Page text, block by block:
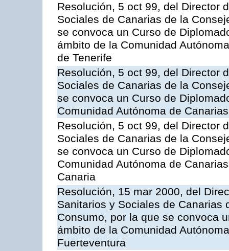
Resolución, 5 oct 99, del Director
Sociales de Canarias de la
se convoca un Curso de
ámbito de la Comunidad
de Tenerife
Resolución, 5 oct 99, del Director
Sociales de Canarias de la
se convoca un Curso de
Comunidad Autónoma de
Resolución, 5 oct 99, del Director
Sociales de Canarias de la
se convoca un Curso de
Comunidad Autónoma de
Canaria
Resolución, 15 mar 2000, del
Sanitarios y Sociales de Canarias
Consumo, por la que se convoca
ámbito de la Comunidad
Fuerteventura